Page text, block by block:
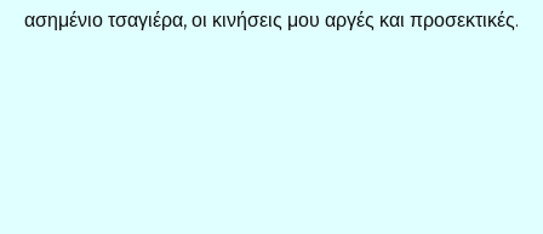
ασημένιο τσαγιέρα, οι κινήσεις μου αργές και προσεκτικές.